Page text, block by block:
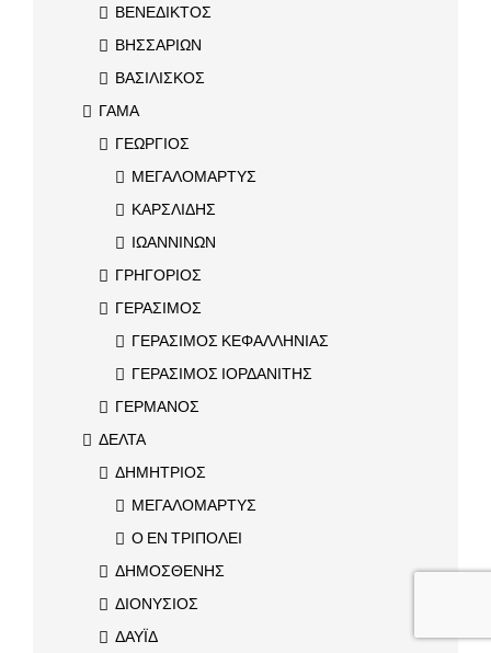
ΒΕΝΕΔΙΚΤΟΣ
ΒΗΣΣΑΡΙΩΝ
ΒΑΣΙΛΙΣΚΟΣ
ΓΑΜΑ
ΓΕΩΡΓΙΟΣ
ΜΕΓΑΛΟΜΑΡΤΥΣ
ΚΑΡΣΛΙΔΗΣ
ΙΩΑΝΝΙΝΩΝ
ΓΡΗΓΟΡΙΟΣ
ΓΕΡΑΣΙΜΟΣ
ΓΕΡΑΣΙΜΟΣ ΚΕΦΑΛΛΗΝΙΑΣ
ΓΕΡΑΣΙΜΟΣ ΙΟΡΔΑΝΙΤΗΣ
ΓΕΡΜΑΝΟΣ
ΔΕΛΤΑ
ΔΗΜΗΤΡΙΟΣ
ΜΕΓΑΛΟΜΑΡΤΥΣ
Ο ΕΝ ΤΡΙΠΟΛΕΙ
ΔΗΜΟΣΘΕΝΗΣ
ΔΙΟΝΥΣΙΟΣ
ΔΑΥΪΔ